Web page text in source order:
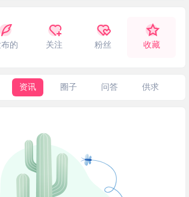
布的 关注 粉丝 收藏
资讯 圈子 问答 供求